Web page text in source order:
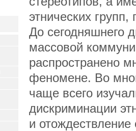
этнических
До сегодняшнего
массовой
распространено
феномене. Во
чаще всего
дискриминации
и